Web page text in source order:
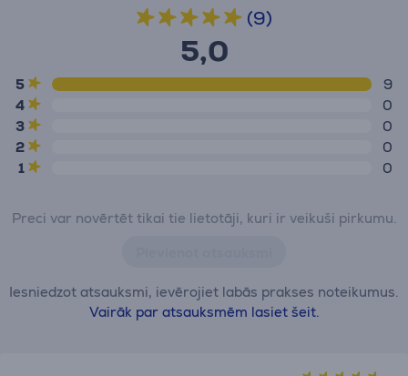
(9)
5,0
5
9
4
0
3
0
2
0
1
0
Preci var novērtēt tikai tie lietotāji, kuri ir veikuši pirkumu.
Iesniedzot atsauksmi, ievērojiet labās prakses noteikumus.
Vairāk par atsauksmēm lasiet šeit.